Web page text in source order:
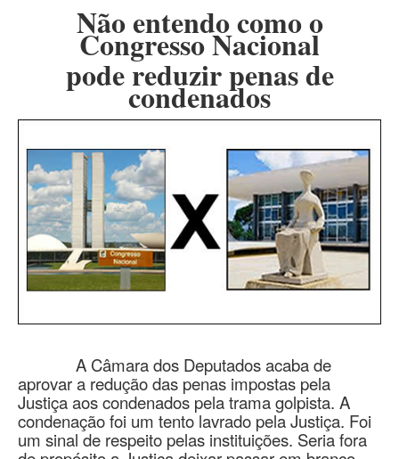
Não entendo como o
Congresso Nacional
pode reduzir penas de
condenados
A Câmara dos Deputados acaba de
aprovar a redução das penas impostas pela
Justiça aos condenados pela trama golpista. A
condenação foi um tento lavrado pela Justiça. Foi
um sinal de respeito pelas instituições. Seria fora